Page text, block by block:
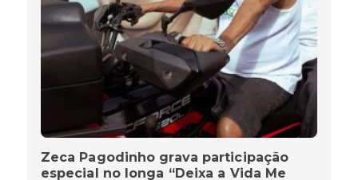
Zeca Pagodinho grava participação
especial no longa “Deixa a Vida Me